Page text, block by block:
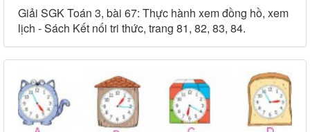
Giải SGK Toán 3, bài 67: Thực hành xem đồng hồ, xem
lịch - Sách Kết nối tri thức, trang 81, 82, 83, 84.